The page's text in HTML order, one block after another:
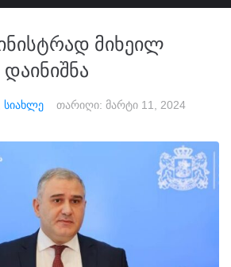
მიხეილ
სიახლე თარიღი: მარტი 11, 2024